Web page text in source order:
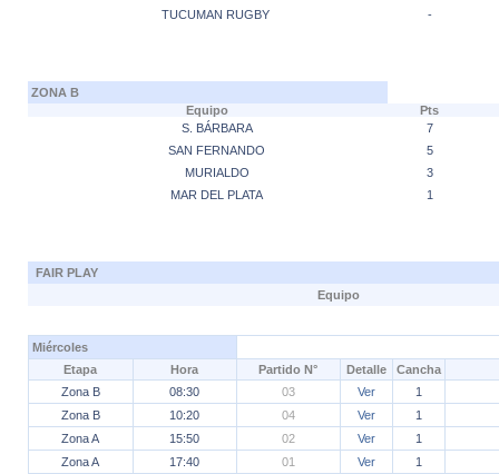
TUCUMAN RUGBY
-
ZONA B
Equipo
Pts
S. BÁRBARA
7
SAN FERNANDO
5
MURIALDO
3
MAR DEL PLATA
1
FAIR PLAY
Equipo
Miércoles
Etapa
Hora Partido N° Detalle
Cancha
Zona B
08:30 03 Ver
1
Zona B
10:20 04 Ver
1
Zona A
15:50 02 Ver
1
Zona A
17:40 01 Ver
1